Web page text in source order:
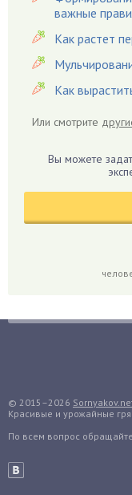
Гардения
Гацания
Гвоздики
Георгины
Гиацинт
Гладиолусы
Гранат
Грядки
Гуава
важные
Как растет
Как
Или смотрите
Вы можете
© 2015–2026
Красивые и урожайные
По всем вопрос